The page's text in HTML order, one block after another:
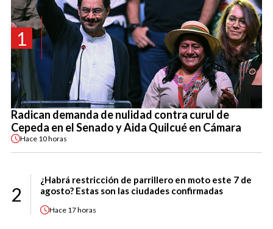
1
Radican demanda de nulidad contra curul de
Cepeda en el Senado y Aida Quilcué en Cámara
Hace 10 horas
2
¿Habrá restricción de parrillero en moto este 7 de
agosto? Estas son las ciudades confirmadas
Hace 17 horas